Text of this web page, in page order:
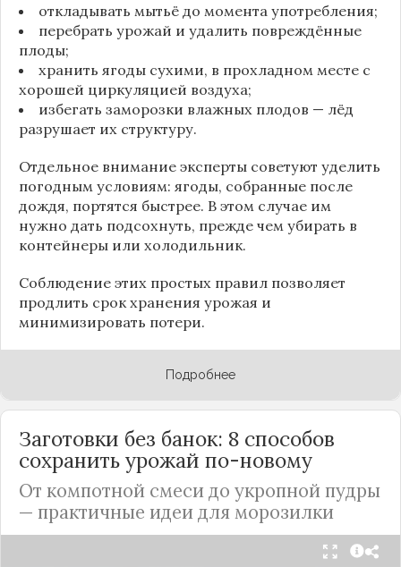
откладывать мытьё до момента употребления;
перебрать урожай и удалить повреждённые
плоды;
хранить ягоды сухими, в прохладном месте с
хорошей циркуляцией воздуха;
избегать заморозки влажных плодов — лёд
разрушает их структуру.
Отдельное внимание эксперты советуют уделить
погодным условиям: ягоды, собранные после
дождя, портятся быстрее. В этом случае им
нужно дать подсохнуть, прежде чем убирать в
контейнеры или холодильник.
Соблюдение этих простых правил позволяет
продлить срок хранения урожая и
минимизировать потери.
Подробнее
Заготовки без банок: 8 способов
сохранить урожай по-новому
От компотной смеси до укропной пудры
— практичные идеи для морозилки